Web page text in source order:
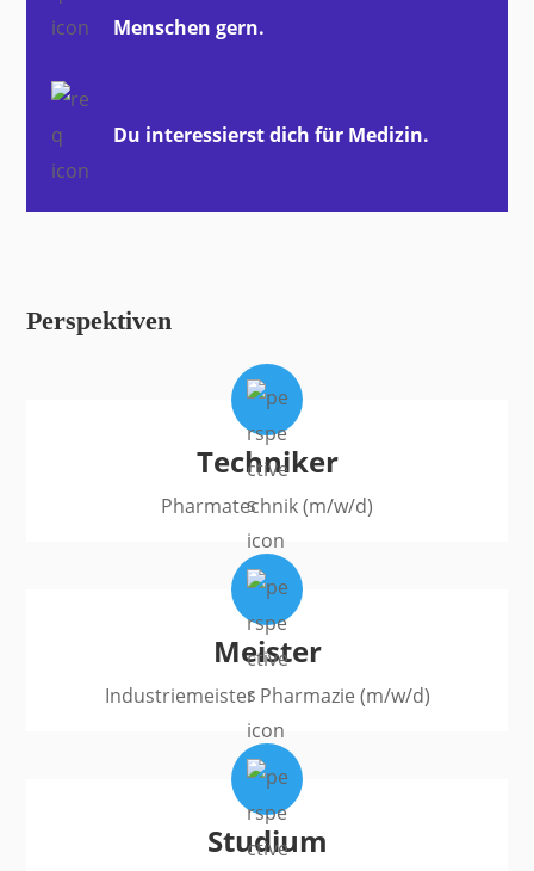
Menschen gern.
Du interessierst dich für Medizin.
Perspektiven
Techniker
Pharmatechnik (m/w/d)
Meister
Industriemeister Pharmazie (m/w/d)
Studium